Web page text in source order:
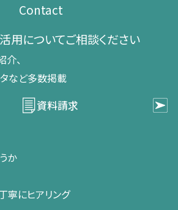
Contact
用に​ついて​ご相談ください​
、​
など​多数掲載
資料請求
か​
寧に​ヒアリング